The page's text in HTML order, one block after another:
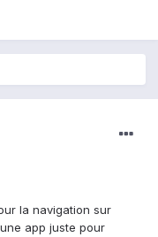
la navigation sur
app juste pour